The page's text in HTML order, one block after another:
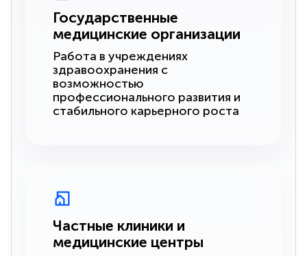
Государственные
медицинские организации
Работа в учреждениях
здравоохранения с
возможностью
профессионального развития и
стабильного карьерного роста
Частные клиники и
медицинские центры